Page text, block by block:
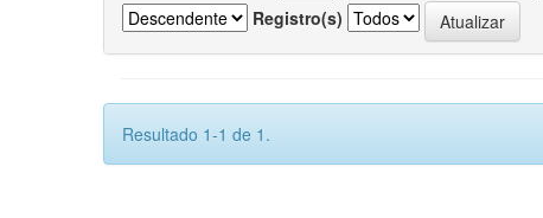
Registro(s)
Resultado 1-1 de 1.